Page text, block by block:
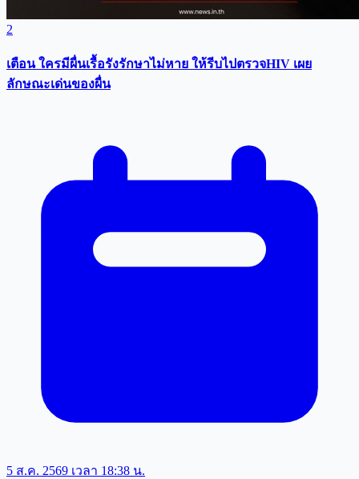
2
เตือน ใครมีผื่นเรื้อรังรักษาไม่หาย ให้รีบไปตรวจHIV เผย
ลักษณะเด่นของผื่น
5 ส.ค. 2569 เวลา 18:38 น.